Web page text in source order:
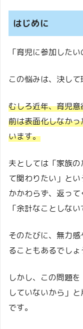
はじめに
「育児に参加した
この悩みは、決して
むしろ近年、育児
前は表面化しなか
います。
夫としては「家族
て関わりたい」と
かかわらず、返っ
「余計なことしない
そのたびに、無力
ることもあるでしょ
しかし、この問題
していないから」
です。